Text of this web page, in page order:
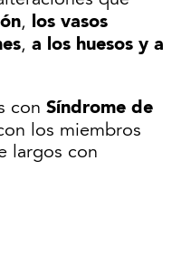
, los vasos
, a los huesos y a
con Síndrome de
los miembros
largos con